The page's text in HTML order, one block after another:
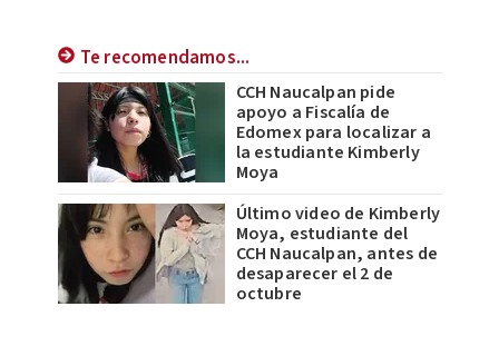
Te recomendamos...
CCH Naucalpan pide
apoyo a Fiscalía de
Edomex para localizar a
la estudiante Kimberly
Moya
Último video de Kimberly
Moya, estudiante del
CCH Naucalpan, antes de
desaparecer el 2 de
octubre